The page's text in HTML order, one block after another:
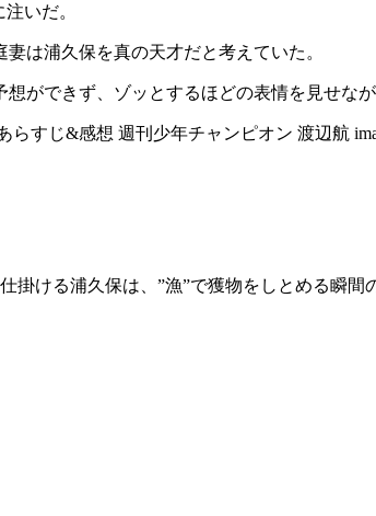
いだ。
は浦久保を真の天才だと考えていた。
ができず、ゾッとするほどの表情を見せなが
ける浦久保は、”漁”で獲物をしとめる瞬間